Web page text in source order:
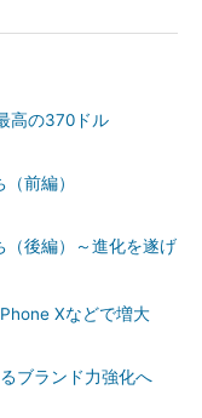
高の370ドル
前編）
（後編）～進化を遂げ
Xなどで増大
ブランド力強化へ